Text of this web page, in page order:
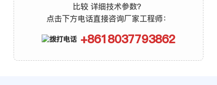
比较 详细技术参数？
点击下方电话直接咨询厂家工程师：
+8618037793862